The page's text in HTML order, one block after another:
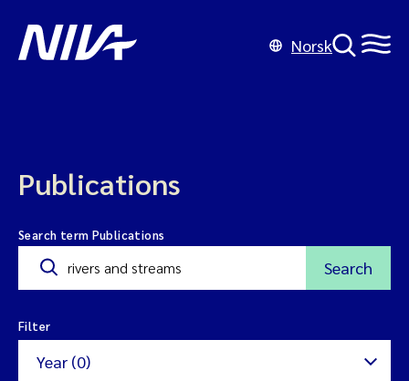
Norsk
Publications
Search term Publications
Search
Filter
Year (0)